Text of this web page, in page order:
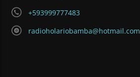
+593999777483
radioholariobamba@hotmail.com